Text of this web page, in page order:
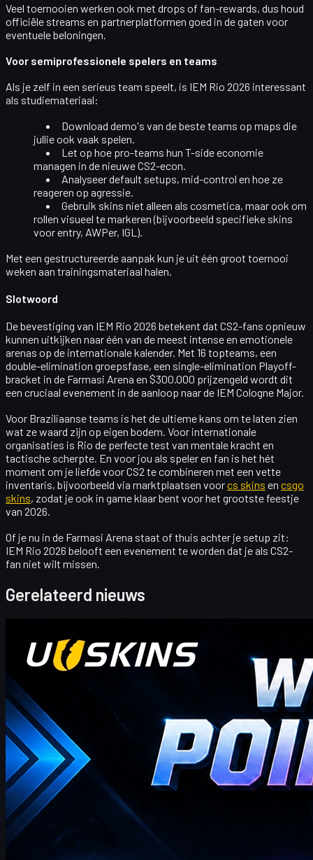
Veel toernooien werken ook met drops of fan-rewards, dus houd
officiële streams en partnerplatformen goed in de gaten voor
eventuele beloningen.
Voor semiprofessionele spelers en teams
Als je zelf in een serieus team speelt, is IEM Rio 2026 interessant
als studiemateriaal:
Download demo's van de beste teams op maps die
jullie ook vaak spelen.
Let op hoe pro-teams hun T-side economie
managen in de nieuwe CS2-econ.
Analyseerdefault setups, mid-control en hoe ze
reageren op agressie.
Gebruik skins niet alleen als cosmetica, maar ook om
rollen visueel te markeren(bijvoorbeeld specifieke skins
voor entry, AWPer, IGL).
Met een gestructureerde aanpak kun je uit één groot toernooi
weken aan trainingsmateriaal halen.
Slotwoord
De bevestiging van IEM Rio 2026 betekent dat CS2-fans opnieuw
kunnen uitkijken naar één van de meest intense en emotionele
arenas op de internationale kalender. Met 16 topteams, een
double-elimination groepsfase, een single-elimination Playoff-
bracket in de Farmasi Arena en $300.000 prijzengeld wordt dit
een cruciaal evenement in de aanloop naar de IEM Cologne Major.
Voor Braziliaanse teams is het de ultieme kans om te laten zien
wat ze waard zijn op eigen bodem. Voor internationale
organisaties is Rio de perfecte test van mentale kracht en
tactische scherpte. En voor jou als speler en fan is het hét
moment om je liefde voor CS2 te combineren met een vette
inventaris, bijvoorbeeld via marktplaatsen voorcs skins en csgo
skins, zodat je ook in game klaar bent voor het grootste feestje
van 2026.
Of je nu in de Farmasi Arena staat of thuis achter je setup zit:
IEM Rio 2026 belooft een evenement te worden dat je als CS2-
fan niet wilt missen.
Gerelateerd nieuws
Hallo CS2-handelaars! Welkom bij onze wekelijkse
bonusblog!
hier vindt u de nieuwste en meest uitgebreide UUSKINS
Cadeaupuntcodes voor deze week. We updaten deze pagina
wekelijks om u extra Cadeaupunten te bieden. Zolang uw
bestelling aan het bijbehorende bedrag voldoet, kunt u de
onderstaande codes gebruiken om punten in te wisselen en ze te
ruilen voor uw favoriete CS2-skins in de winkel!
april 20, 2026